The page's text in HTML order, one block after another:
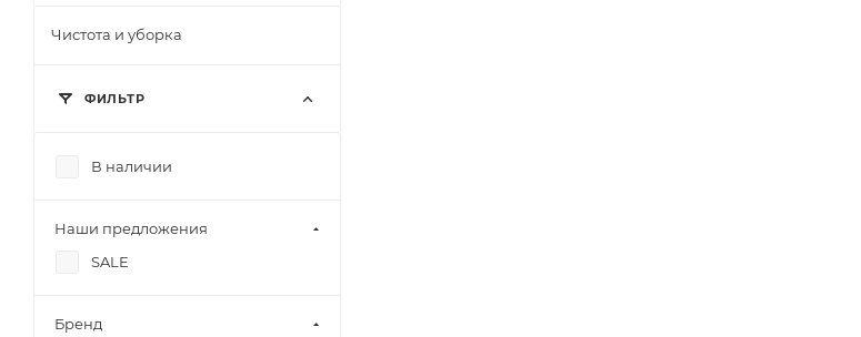
Чистота и уборка
ФИЛЬТР
В наличии
Наши предложения
SALE
Бренд